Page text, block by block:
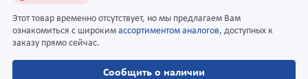
Этот товар временно отсутствует, но мы предлагаем Вам
ознакомиться с широким ассортиментом аналогов, доступных к
заказу прямо сейчас.
Сообщить о наличии